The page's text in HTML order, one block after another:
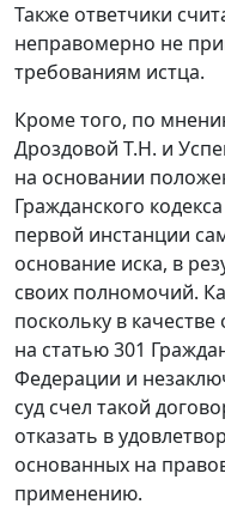
Также ответчики
неправомерно не
требованиям истца.
Кроме того, по
Дроздовой Т.Н. и
на основании
Гражданского
первой инстанции
основание иска, в
своих полномочий.
поскольку в
на статью 301
Федерации и
суд счел такой
отказать в
основанных на
применению.